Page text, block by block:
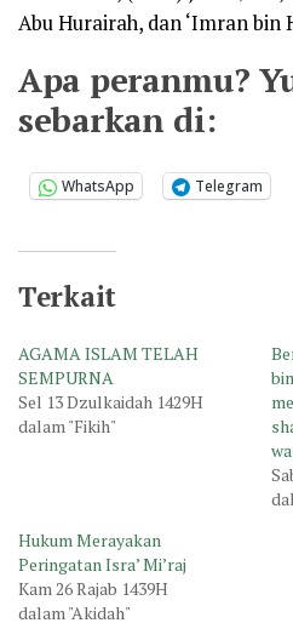
Abu Hurairah, dan ‘Imran bin
Apa peranmu?
sebarkan di:
WhatsApp Telegram
Terkait
AGAMA ISLAM TELAH
SEMPURNA
Sel 13 Dzulkaidah 1429H
dalam "Fikih"
Hukum Merayakan
Peringatan Isra’ Mi’raj
Kam 26 Rajab 1439H
dalam "Akidah"